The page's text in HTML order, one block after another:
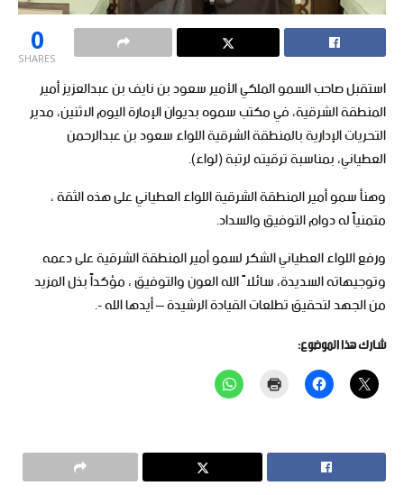
0
SHARES
استقبل صاحب السمو الملكي الأمير سعود بن نايف بن عبدالعزيز أمير
المنطقة الشرقية، في مكتب سموه بديوان الإمارة اليوم الاثنين، مدير
التحريات الإدارية بالمنطقة الشرقية اللواء سعود بن عبدالرحمن
العطياني، بمناسبة ترقيته لرتبة (لواء).
وهنأ سمو أمير المنطقة الشرقية اللواء العطياني على هذه الثقة ،
متمنياً له دوام التوفيق والسداد.
ورفع اللواء العطياني الشكر لسمو أمير المنطقة الشرقية على دعمه
وتوجيهاته السديدة، سائلاً الله العون والتوفيق ، مؤكداً بذل المزيد
من الجهد لتحقيق تطلعات القيادة الرشيدة – أيدها الله -.
شارك هذا الموضوع: